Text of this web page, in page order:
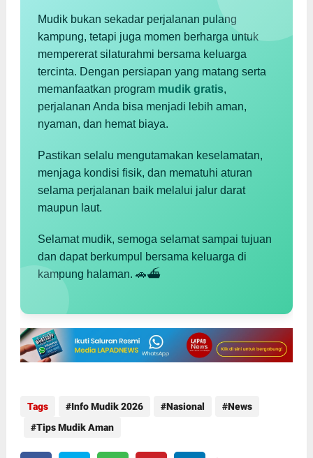
Mudik bukan sekadar perjalanan pulang
kampung, tetapi juga momen berharga untuk
mempererat silaturahmi bersama keluarga
tercinta. Dengan persiapan yang matang serta
memanfaatkan program mudik gratis,
perjalanan Anda bisa menjadi lebih aman,
nyaman, dan hemat biaya.
Pastikan selalu mengutamakan keselamatan,
menjaga kondisi fisik, dan mematuhi aturan
selama perjalanan baik melalui jalur darat
maupun laut.
Selamat mudik, semoga selamat sampai tujuan
dan dapat berkumpul bersama keluarga di
kampung halaman. 🚗⛴️
Tags Info Mudik 2026 Nasional
News
Tips Mudik Aman